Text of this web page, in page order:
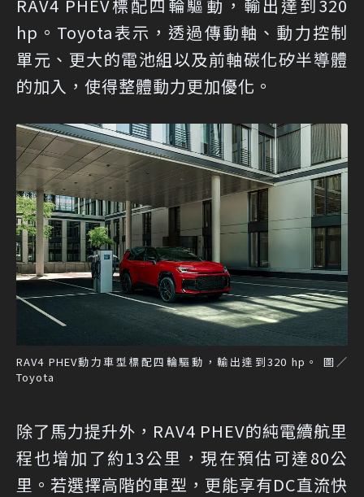
RAV4 PHEV標配四輪驅動，輸出達到320
hp。Toyota表示，透過傳動軸、動力控制
單元、更大的電池組以及前軸碳化矽半導體
的加入，使得整體動力更加優化。
RAV4 PHEV動力車型標配四輪驅動，輸出達到320 hp。 圖／
Toyota
除了馬力提升外，RAV4 PHEV的純電續航里
程也增加了約13公里，現在預估可達80公
里。若選擇高階的車型，更能享有DC直流快